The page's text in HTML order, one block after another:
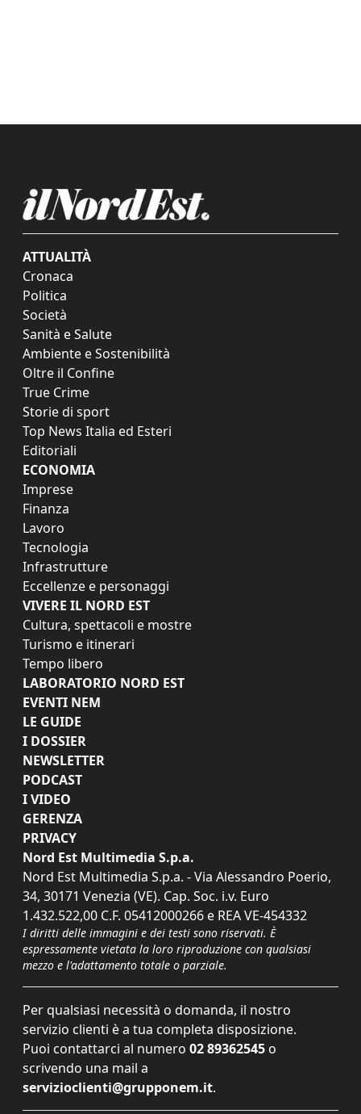
ATTUALITÀ
Cronaca
Politica
Società
Sanità e Salute
Ambiente e Sostenibilità
Oltre il Confine
True Crime
Storie di sport
Top News Italia ed Esteri
Editoriali
ECONOMIA
Imprese
Finanza
Lavoro
Tecnologia
Infrastrutture
Eccellenze e personaggi
VIVERE IL NORD EST
Cultura, spettacoli e mostre
Turismo e itinerari
Tempo libero
LABORATORIO NORD EST
EVENTI NEM
LE GUIDE
I DOSSIER
NEWSLETTER
PODCAST
I VIDEO
GERENZA
PRIVACY
Nord Est Multimedia S.p.a.
Nord Est Multimedia S.p.a. - Via Alessandro Poerio,
34, 30171 Venezia (VE). Cap. Soc. i.v. Euro
1.432.522,00 C.F. 05412000266 e REA VE-454332
I diritti delle immagini e dei testi sono riservati. È
espressamente vietata la loro riproduzione con qualsiasi
mezzo e l'adattamento totale o parziale.
Per qualsiasi necessità o domanda, il nostro
servizio clienti è a tua completa disposizione.
Puoi contattarci al numero 02 89362545 o
scrivendo una mail a
servizioclienti@grupponem.it.